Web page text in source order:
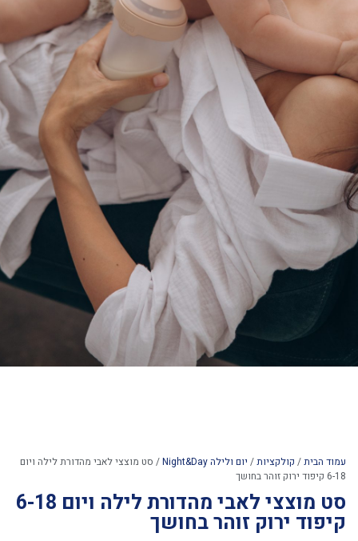
עמוד הבית/ קולקציות/ יום ולילה Night&Day
/ סט מוצצי לאבי מהדורת לילה ויום
6-18 קיפוד ירוק זוהר בחושך
סט מוצצי לאבי מהדורת לילה ויום 6-18
קיפוד ירוק זוהר בחושך